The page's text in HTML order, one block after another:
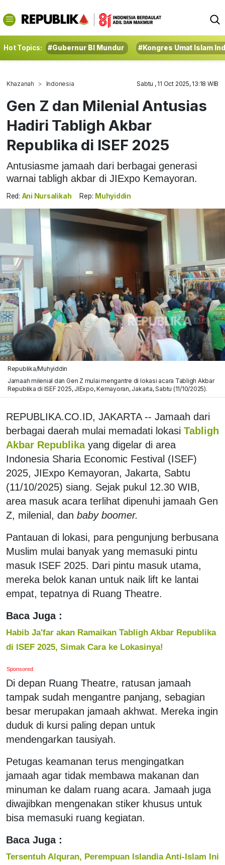
Hot Topics: #Gubernur BI Mundur #Kongres Umat Islam
Khazanah Indonesia Sabtu , 11 Oct 2025, 13:18 WIB
Gen Z dan Milenial Antusias
Hadiri Tabligh Akbar
Republika di ISEF 2025
Antusiasme jamaah dari berbagai generasi
warnai tabligh akbar di JIExpo Kemayoran.
Red: Ani Nursalikah Rep: Muhyiddin
Republika/Muhyiddin
Jamaah milenial dan Gen Z mulai mengantre di lokasi acara Tabligh Akbar
Republika di ISEF 2025, JIExpo, Kemayoran, Jakarta, Sabtu (11/10/2025).
REPUBLIKA.CO.ID, JAKARTA -- Jamaah dari
berbagai daerah mulai memadati lokasi Tabligh
Akbar Republika yang digelar di area
Indonesia Sharia Economic Festival (ISEF)
2025, JIExpo Kemayoran, Jakarta, Sabtu
(11/10/2025) siang. Sejak pukul 12.30 WIB,
area masuk acara terlihat dipenuhi jamaah Gen
Z, milenial, dan baby boomer.
Pantauan di lokasi, para pengunjung berbusana
Muslim mulai banyak yang memasuki pintu
masuk ISEF 2025. Dari pintu masuk utama,
mereka belok kanan untuk naik lift ke lantai
empat, tepatnya di Ruang Theatre.
Baca Juga :
Habib Ja'far akan Ramaikan Tabligh Akbar Republika
di ISEF 2025, Simak Cara ke Lokasinya!
Sponsored
Di depan Ruang Theatre, ratusan jamaah
tampak sudah mengantre panjang, sebagian
besar merupakan jamaah akhwat. Mereka ingin
duduk di kursi paling depan untuk
mendengarkan tausiyah.
Petugas keamanan terus mengingatkan
jamaah agar tidak membawa makanan dan
minuman ke dalam ruang acara. Jamaah juga
diwajibkan mengenakan stiker khusus untuk
bisa memasuki ruang kegiatan.
Baca Juga :
Tersentuh Alquran, Perempuan Islandia Anti-Islam Ini